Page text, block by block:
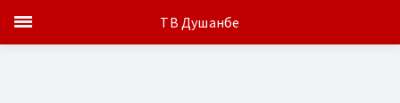
ТВ Душанбе